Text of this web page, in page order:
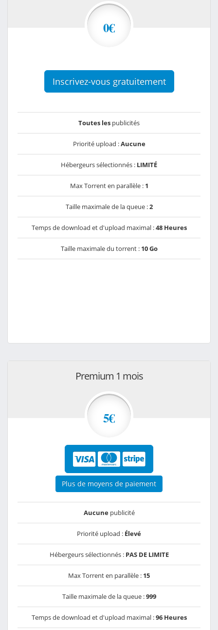
0€
Inscrivez-vous gratuitement
Toutes les publicités
Priorité upload :Aucune
Hébergeurs sélectionnés : LIMITÉ
Max Torrent en parallèle : 1
Taille maximale de la queue :2
Temps de download et d'upload maximal :48 Heures
Taille maximale du torrent : 10 Go
Premium 1 mois
5€
Plus de moyens de paiement
Aucunepublicité
Priorité upload : Élevé
Hébergeurs sélectionnés : PAS DE LIMITE
Max Torrent en parallèle : 15
Taille maximale de la queue :999
Temps de download et d'upload maximal :96 Heures